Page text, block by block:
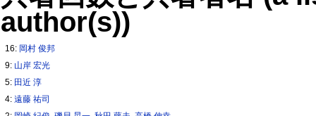
author(s))
16: 岡村 俊邦
9: 山岸 宏光
5: 田近 淳
4:遠藤 祐司